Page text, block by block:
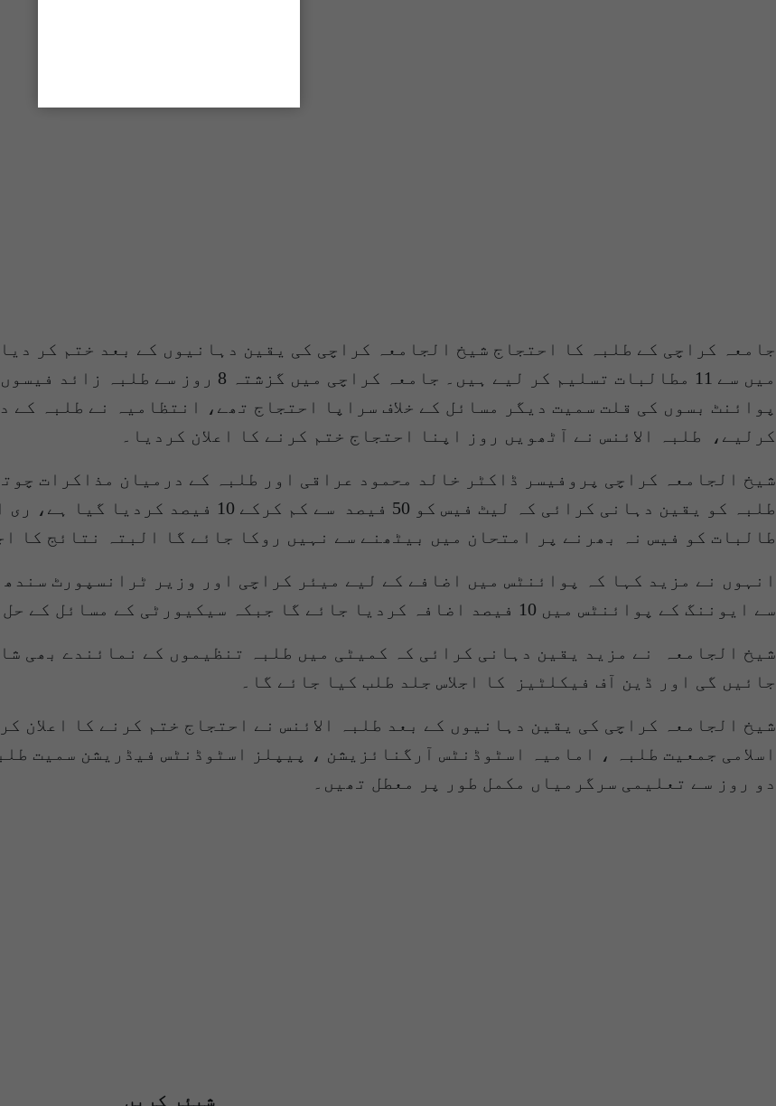
میں سے 11 مطالبات تسلیم کر لیے ہیں۔ جامعہ
پوائنٹ بسوں کی قلت سمیت دیگر مسائل کے خلاف سراپا احتجاج تھے، انتظامیہ نے طلبہ کے
کرلیے، طلبہ الائنس نے آٹھویں روز اپنا احتجاج ختم کرنے کا اعلان کردیا۔
شیخ الجامعہ کراچی پروفیسر ڈاکٹر خالد محمود عراقی اور طلبہ کے درمیان مذاکرات
طلبہ کو یقین دہانی کرائی کہ لیٹ فیس کو
طالبات کو فیس نہ بھرنے پر امتحان میں بیٹھنے سے نہیں روکا جائے گا البتہ نتائج کا
انہوں نے مزید کہا کہ پوائنٹس میں اضافے کے لیے میئر کراچی اور وزیر ٹرانسپورٹ
سے ایوننگ کے پوائنٹس میں 10 فیصد اضافہ کردیا جائے گا جبکہ سیکیورٹی کے مسائل کے حل کے لیے ایک کمیٹی تشکیل دی جائے گی۔
شیخ الجامعہ نے مزید یقین دہانی کرائی کہ کمیٹی میں طلبہ تنظیموں کے نمائندے بھی
جائیں گی اور ڈین آف فیکلٹیز کا اجلاس جلد طلب کیا جائے گا۔
شیخ الجامعہ کراچی کی یقین دہانیوں کے بعد طلبہ الائنس نے احتجاج ختم کرنے کا اعلان
اسلامی جمعیت طلبہ ، امامیہ اسٹوڈنٹس آرگنائزیشن ، پیپلز اسٹوڈنٹس فیڈریشن سمیت
دو روز سے تعلیمی سرگرمیاں مکمل طور پر معطل تھیں۔
شیئر کریں